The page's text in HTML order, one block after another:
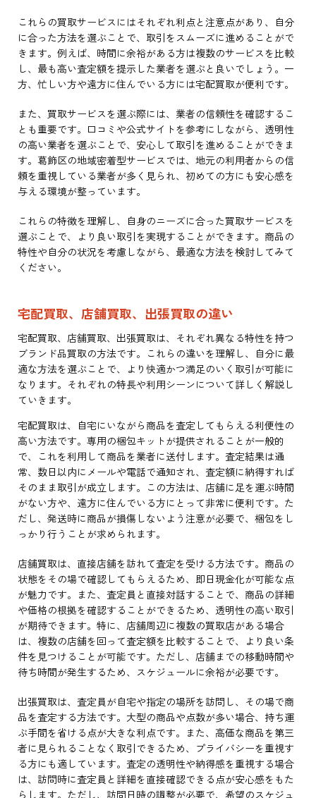
これらの買取サービスにはそれぞれ利点と注意点があり、自分
に合った方法を選ぶことで、取引をスムーズに進めることがで
きます。例えば、時間に余裕がある方は複数のサービスを比較
し、最も高い査定額を提示した業者を選ぶと良いでしょう。一
方、忙しい方や遠方に住んでいる方には宅配買取が便利です。
また、買取サービスを選ぶ際には、業者の信頼性を確認するこ
とも重要です。口コミや公式サイトを参考にしながら、透明性
の高い業者を選ぶことで、安心して取引を進めることができま
す。葛飾区の地域密着型サービスでは、地元の利用者からの信
頼を重視している業者が多く見られ、初めての方にも安心感を
与える環境が整っています。
これらの特徴を理解し、自身のニーズに合った買取サービスを
選ぶことで、より良い取引を実現することができます。商品の
特性や自分の状況を考慮しながら、最適な方法を検討してみて
ください。
宅配買取、店舗買取、出張買取の違い
宅配買取、店舗買取、出張買取は、それぞれ異なる特性を持つ
ブランド品買取の方法です。これらの違いを理解し、自分に最
適な方法を選ぶことで、より快適かつ満足のいく取引が可能に
なります。それぞれの特長や利用シーンについて詳しく解説し
ていきます。
宅配買取は、自宅にいながら商品を査定してもらえる利便性の
高い方法です。専用の梱包キットが提供されることが一般的
で、これを利用して商品を業者に送付します。査定結果は通
常、数日以内にメールや電話で通知され、査定額に納得すれば
そのまま取引が成立します。この方法は、店舗に足を運ぶ時間
がない方や、遠方に住んでいる方にとって非常に便利です。た
だし、発送時に商品が損傷しないよう注意が必要で、梱包をし
っかり行うことが求められます。
店舗買取は、直接店舗を訪れて査定を受ける方法です。商品の
状態をその場で確認してもらえるため、即日現金化が可能な点
が魅力です。また、査定員と直接対話することで、商品の詳細
や価格の根拠を確認することができるため、透明性の高い取引
が期待できます。特に、店舗周辺に複数の買取店がある場合
は、複数の店舗を回って査定額を比較することで、より良い条
件を見つけることが可能です。ただし、店舗までの移動時間や
待ち時間が発生するため、スケジュールに余裕が必要です。
出張買取は、査定員が自宅や指定の場所を訪問し、その場で商
品を査定する方法です。大型の商品や点数が多い場合、持ち運
ぶ手間を省ける点が大きな利点です。また、高価な商品を第三
者に見られることなく取引できるため、プライバシーを重視す
る方にも適しています。査定の透明性や納得感を重視する場合
は、訪問時に査定員と詳細を直接確認できる点が安心感をもた
らします。ただし、訪問日時の調整が必要で、希望のスケジュ